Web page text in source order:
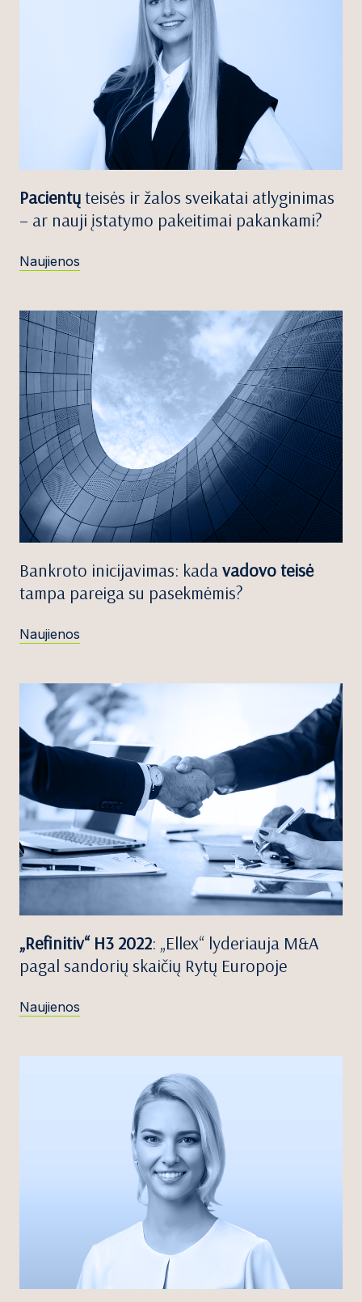
Pacientųteisės ir žalos sveikatai atlyginimas
– ar nauji įstatymo pakeitimai pakankami?
Naujienos
Bankroto inicijavimas: kadavadovo teisė
tampa pareiga su pasekmėmis?
Naujienos
„Refinitiv“ H3 2022: „Ellex“ lyderiauja M&A
pagal sandorių skaičių Rytų Europoje
Naujienos